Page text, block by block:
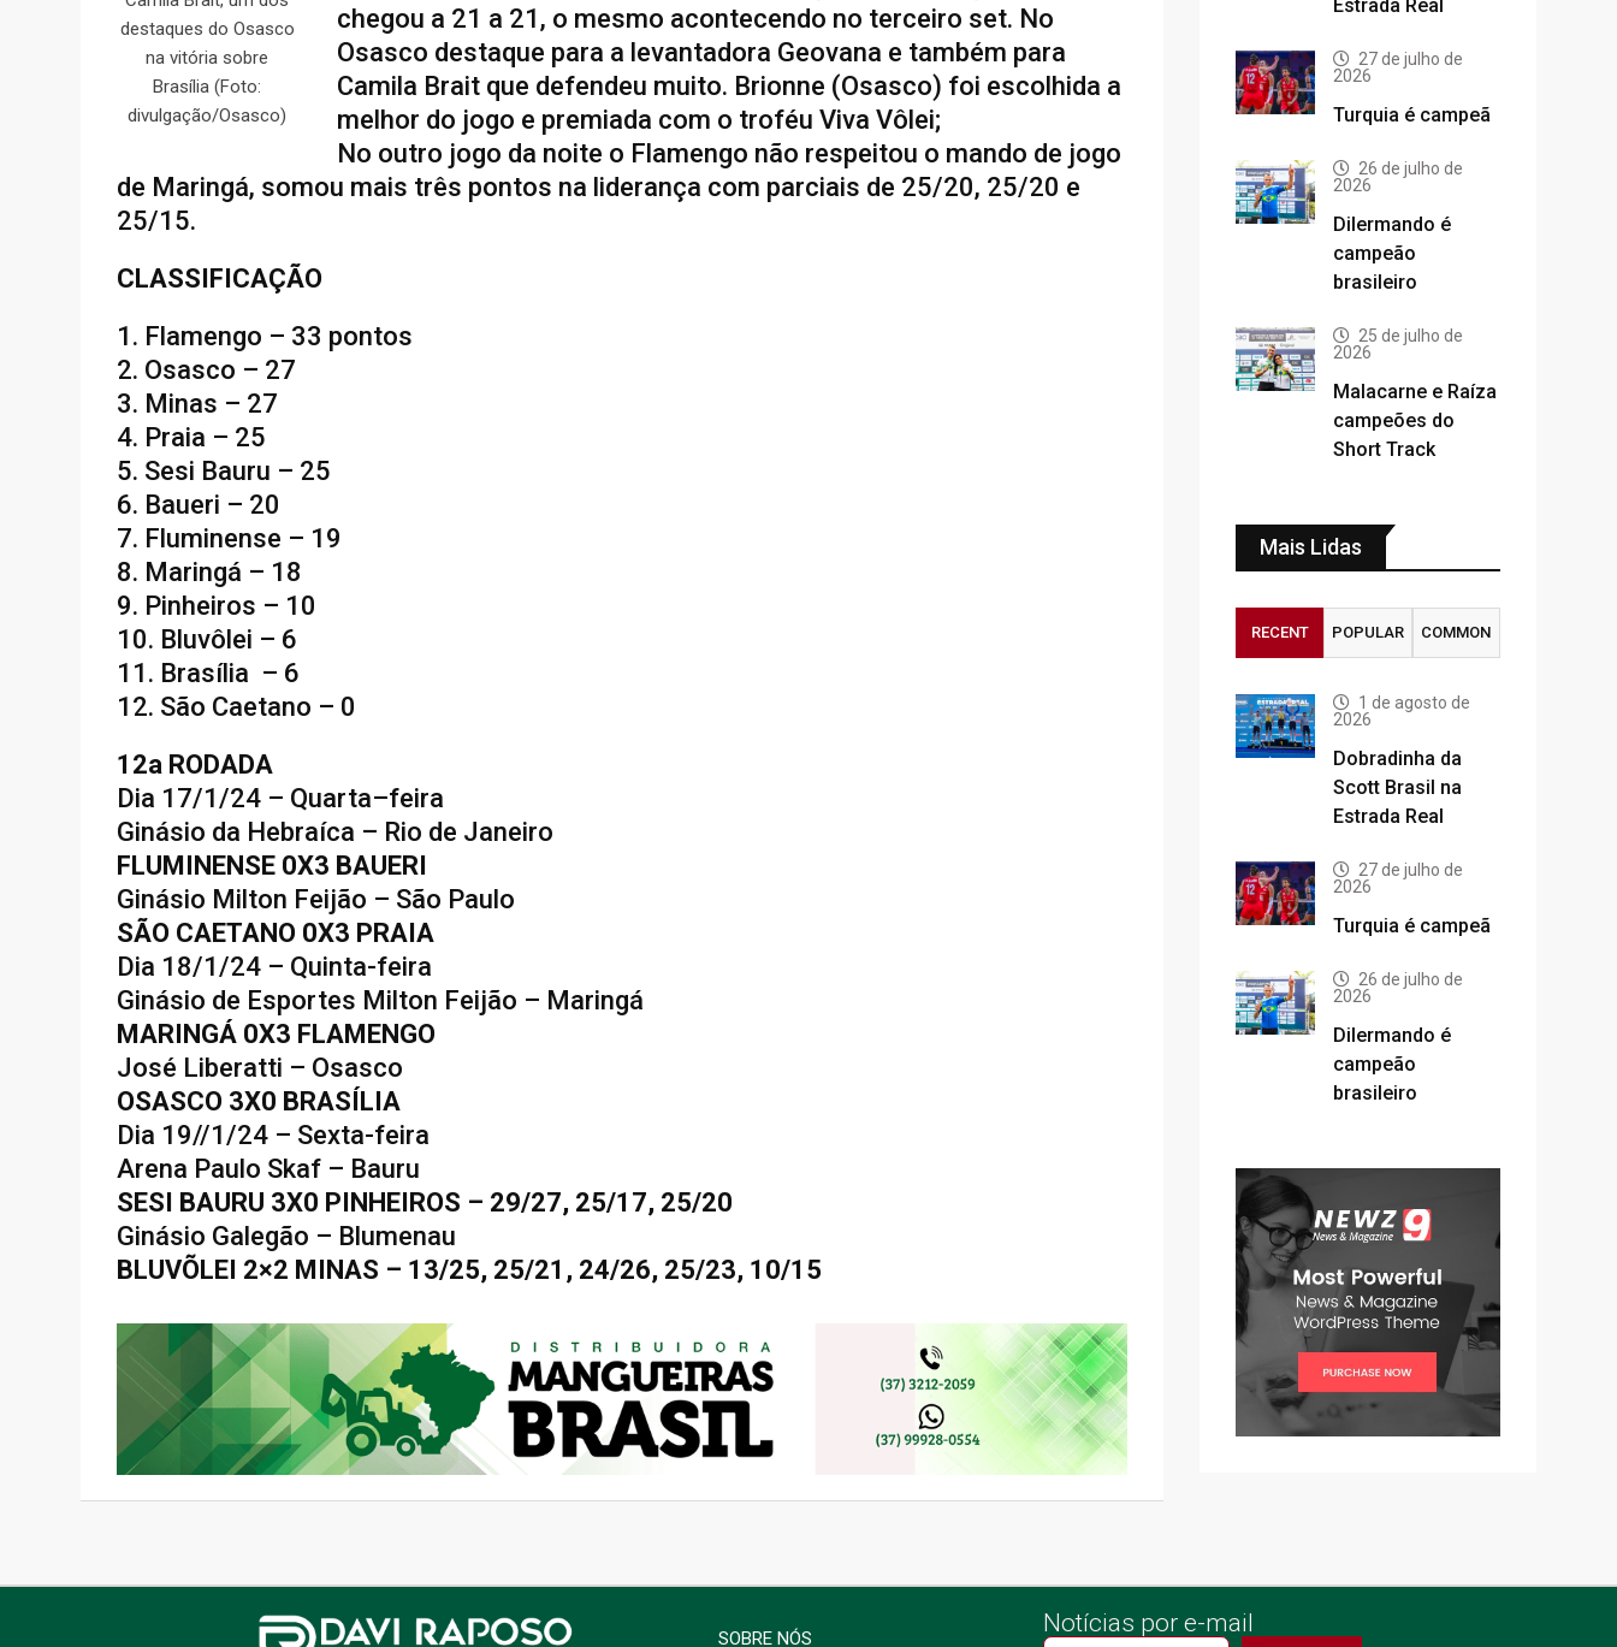
destaques do Osasco
na vitória sobre
Brasília (Foto:
divulgação/Osasco)
chegou a 21 a 21, o mesmo acontecendo no terceiro set. No
Osasco destaque para a levantadora Geovana e também para
Camila Brait que defendeu muito. Brionne (Osasco) foi escolhida a
melhor do jogo e premiada com o troféu Viva Vôlei;
No outro jogo da noite o Flamengo não respeitou o mando de jogo
de Maringá, somou mais três pontos na liderança com parciais de 25/20, 25/20 e
25/15.
CLASSIFICAÇÃO
1. Flamengo – 33 pontos
2. Osasco – 27
3. Minas – 27
4. Praia – 25
5. Sesi Bauru – 25
6. Baueri – 20
7. Fluminense – 19
8. Maringá – 18
9. Pinheiros – 10
10. Bluvôlei – 6
11. Brasília – 6
12. São Caetano – 0
12a RODADA
Dia 17/1/24 – Quarta–feira
Ginásio da Hebraíca – Rio de Janeiro
FLUMINENSE 0X3 BAUERI
Ginásio Milton Feijão – São Paulo
SÃO CAETANO 0X3 PRAIA
Dia 18/1/24 – Quinta-feira
Ginásio de Esportes Milton Feijão – Maringá
MARINGÁ 0X3 FLAMENGO
José Liberatti – Osasco
OSASCO 3X0 BRASÍLIA
Dia 19//1/24 – Sexta-feira
Arena Paulo Skaf – Bauru
SESI BAURU 3X0 PINHEIROS – 29/27, 25/17, 25/20
Ginásio Galegão – Blumenau
BLUVÕLEI 2×2 MINAS – 13/25, 25/21, 24/26, 25/23, 10/15
Estrada Real
27 de julho de
2026
Turquia é campeã
26 de julho de
2026
Dilermando é
campeão
brasileiro
25 de julho de
2026
Malacarne e Raíza
campeões do
Short Track
Mais Lidas
RECENT POPULAR COMMON
1 de agosto de
2026
Dobradinha da
Scott Brasil na
Estrada Real
27 de julho de
2026
Turquia é campeã
26 de julho de
2026
Dilermando é
campeão
brasileiro
SOBRE NÓS
Notícias por e-mail